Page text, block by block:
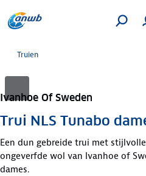
Truien
Ivanhoe Of Sweden
Trui NLS Tunabo
Een dun gebreide trui met
ongeverfde wol van Ivanhoe of
dames.